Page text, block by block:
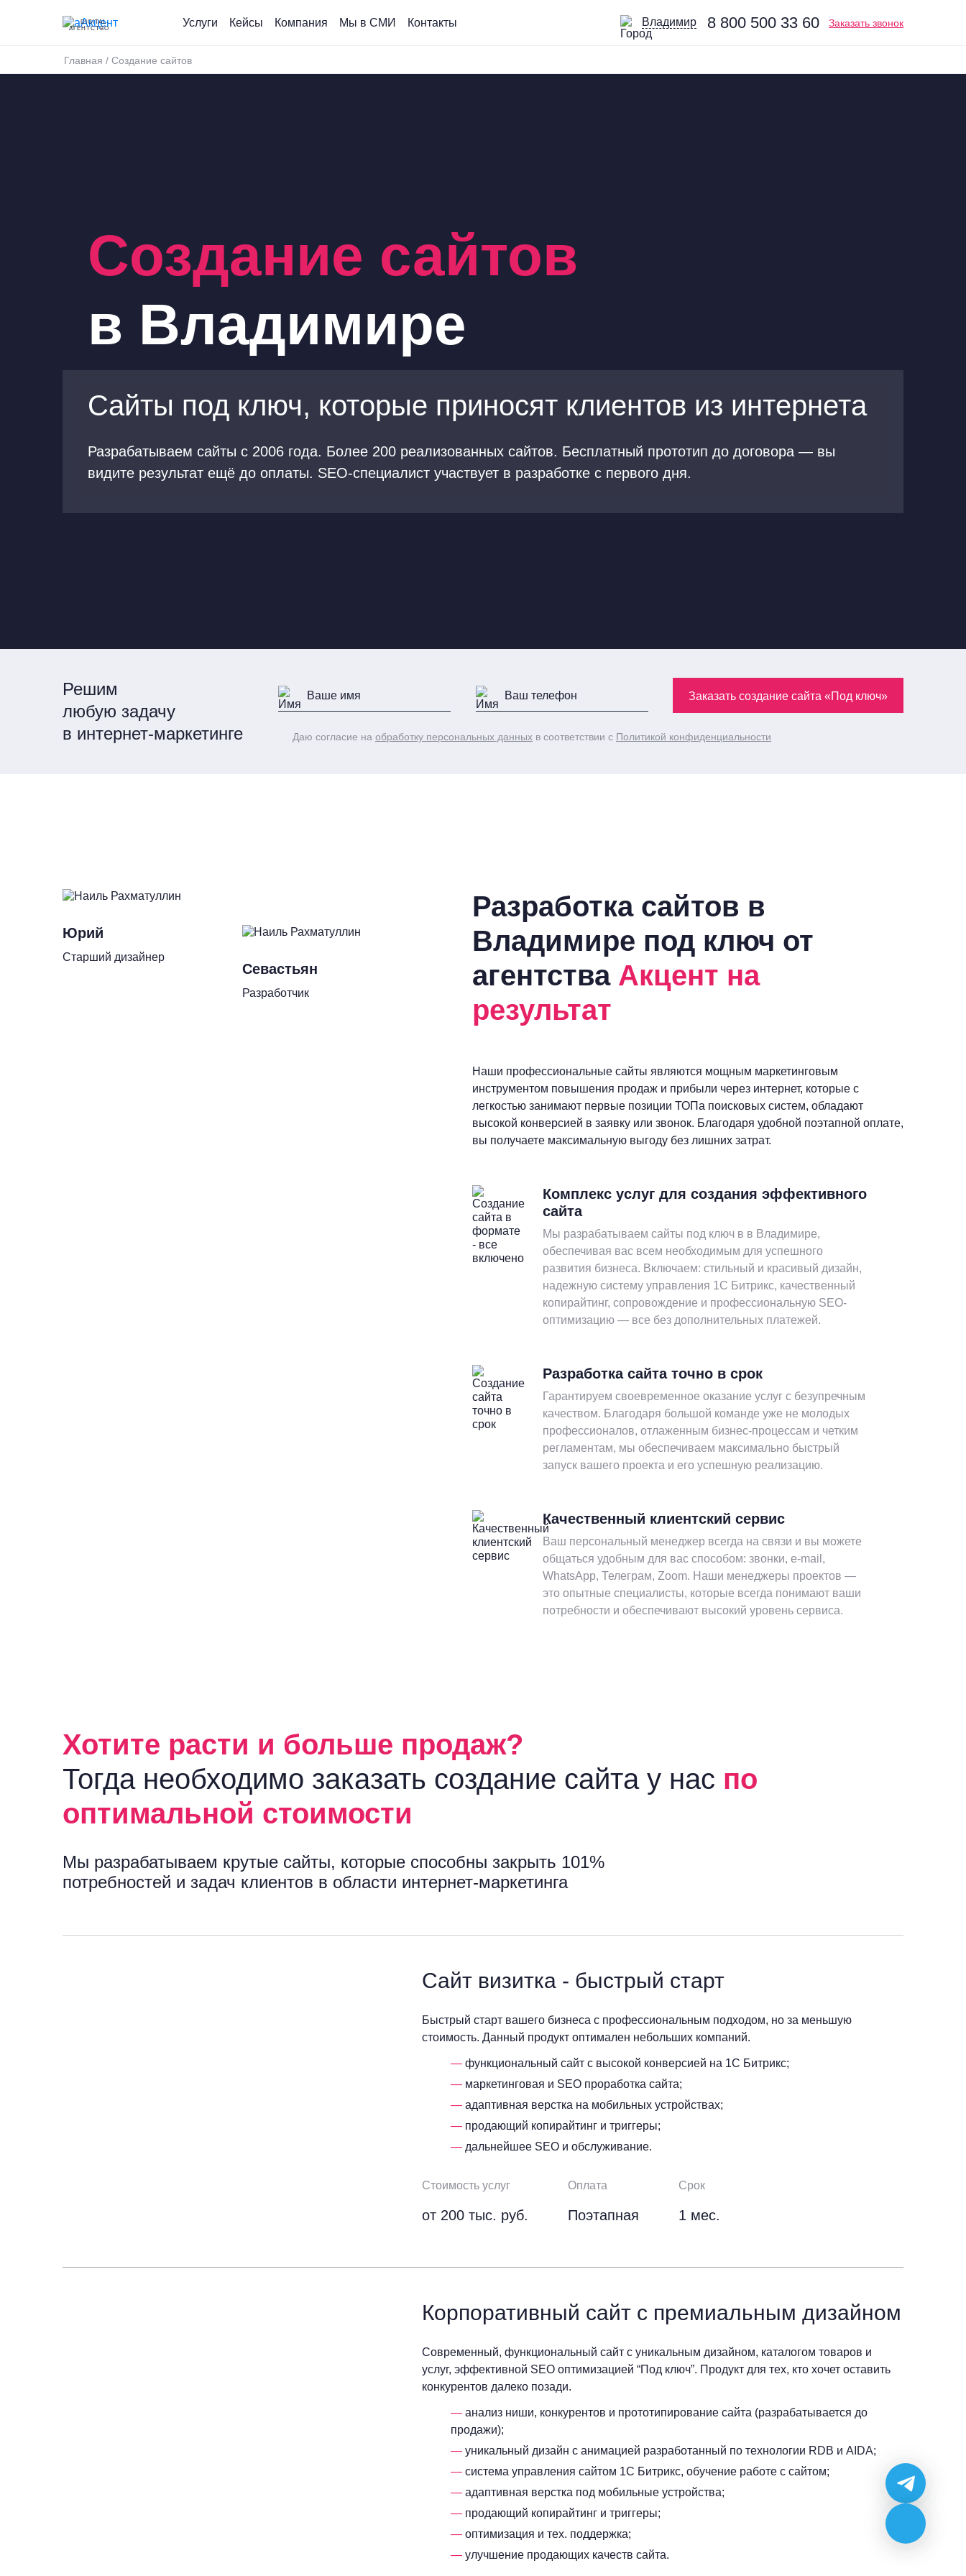
DIGITAL-
АГЕНТСТВО
Услуги Кейсы Компания Мы в СМИ Контакты Владимир 8 800 500 33 60 Заказать звонок
Главная / Создание сайтов
Создание сайтов
в Владимире
Сайты под ключ, которые приносят клиентов из интернета
Разрабатываем сайты с 2006 года. Более 200 реализованных сайтов. Бесплатный прототип до договора — вы
видите результат ещё до оплаты. SEO-специалист участвует в разработке с первого дня.
Решим
любую задачу
в интернет-маркетинге
Заказать создание сайта «Под ключ»
Даю согласие на обработку персональных данных в соответствии с Политикой конфиденциальности
Юрий
Старший дизайнер
Севастьян
Разработчик
Разработка сайтов в
Владимире под ключ от
агентства Акцент на
результат
Наши профессиональные сайты являются мощным маркетинговым
инструментом повышения продаж и прибыли через интернет, которые с
легкостью занимают первые позиции ТОПа поисковых систем, обладают
высокой конверсией в заявку или звонок. Благодаря удобной поэтапной оплате,
вы получаете максимальную выгоду без лишних затрат.
Комплекс услуг для создания эффективного
сайта
Мы разрабатываем сайты под ключ в в Владимире,
обеспечивая вас всем необходимым для успешного
развития бизнеса. Включаем: стильный и красивый дизайн,
надежную систему управления 1С Битрикс, качественный
копирайтинг, сопровождение и профессиональную SEO-
оптимизацию — все без дополнительных платежей.
Разработка сайта точно в срок
Гарантируем своевременное оказание услуг с безупречным
качеством. Благодаря большой команде уже не молодых
профессионалов, отлаженным бизнес-процессам и четким
регламентам, мы обеспечиваем максимально быстрый
запуск вашего проекта и его успешную реализацию.
Качественный клиентский сервис
Ваш персональный менеджер всегда на связи и вы можете
общаться удобным для вас способом: звонки, e-mail,
WhatsApp, Телеграм, Zoom. Наши менеджеры проектов —
это опытные специалисты, которые всегда понимают ваши
потребности и обеспечивают высокий уровень сервиса.
Хотите расти и больше продаж?
Тогда необходимо заказать создание сайта у нас по
оптимальной стоимости
Мы разрабатываем крутые сайты, которые способны закрыть 101%
потребностей и задач клиентов в области интернет-маркетинга
Сайт визитка - быстрый старт
Быстрый старт вашего бизнеса с профессиональным подходом, но за меньшую
стоимость. Данный продукт оптимален небольших компаний.
функциональный сайт с высокой конверсией на 1С Битрикс;
маркетинговая и SEO проработка сайта;
адаптивная верстка на мобильных устройствах;
продающий копирайтинг и триггеры;
дальнейшее SEO и обслуживание.
Стоимость услуг
от 200 тыс. руб.
Оплата
Поэтапная
Срок
1 мес.
Корпоративный сайт с премиальным дизайном
Современный, функциональный сайт с уникальным дизайном, каталогом товаров и
услуг, эффективной SEO оптимизацией “Под ключ”. Продукт для тех, кто хочет оставить
конкурентов далеко позади.
анализ ниши, конкурентов и прототипирование сайта (разрабатывается до
продажи);
уникальный дизайн с анимацией разработанный по технологии RDB и AIDA;
система управления сайтом 1С Битрикс, обучение работе с сайтом;
адаптивная верстка под мобильные устройства;
продающий копирайтинг и триггеры;
оптимизация и тех. поддержка;
улучшение продающих качеств сайта.